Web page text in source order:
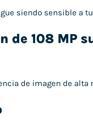
siendo sensible a
de 108 MP
de imagen de